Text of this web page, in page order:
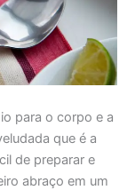
para o corpo e a
que é a
de preparar e
abraço em um